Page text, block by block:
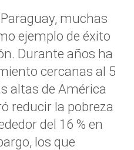
muchas
ejemplo de éxito
Durante años ha
cercanas al 5
altas de América
reducir la pobreza
del 16 % en
los que